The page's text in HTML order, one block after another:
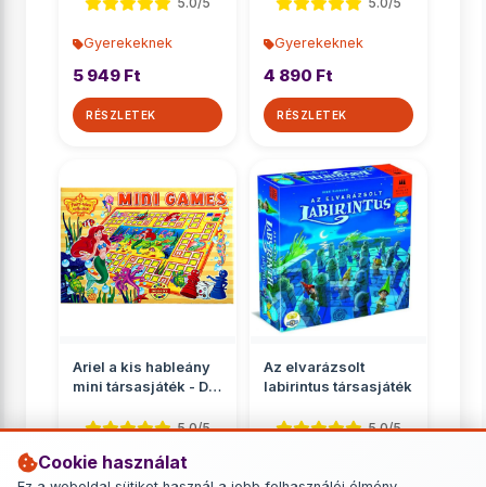
Cookie használat
Gyerekeknek
5 949 Ft
RÉSZLETEK
Gyerekeknek
4 890 Ft
RÉSZLETEK
Ariel a kis hableány
mini társasjáték - D-
5.0/5
Gyerekeknek
Az elvarázsolt
labirintus társasjáték
5.0/5